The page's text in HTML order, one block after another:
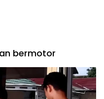
bermotor